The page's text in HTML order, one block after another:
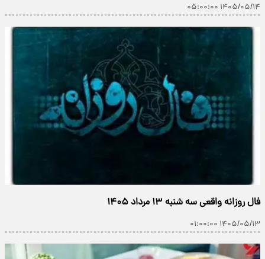
۱۴۰۵/۰۵/۱۴ ۰۵:۰۰:۰۰
فال روزانه واقعی سه شنبه ۱۳ مرداد ۱۴۰۵
۱۴۰۵/۰۵/۱۳ ۰۱:۰۰:۰۰